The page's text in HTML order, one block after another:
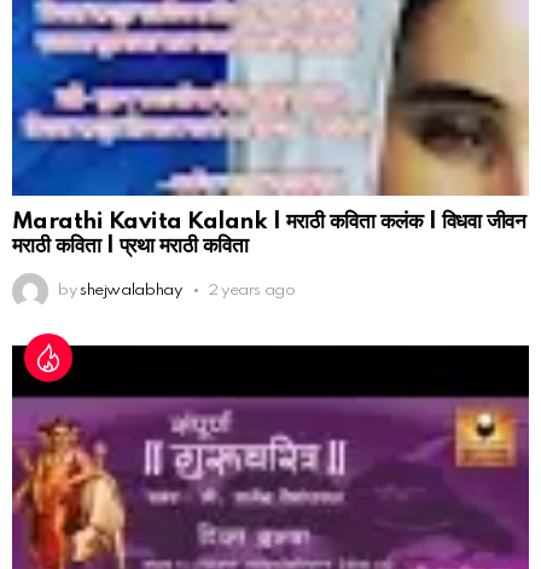
Marathi Kavita Kalank | मराठी कविता कलंक | विधवा जीवन
मराठी कविता | प्रथा मराठी कविता
by shejwalabhay 2 years ago